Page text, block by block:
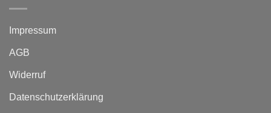
Impressum
AGB
Widerruf
Datenschutzerklärung